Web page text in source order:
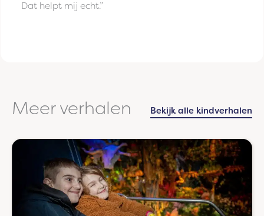
Dat helpt mij echt.”
Meer verhalen Bekijk alle kindverhalen